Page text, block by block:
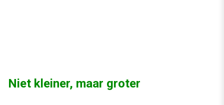
Niet kleiner, maar groter